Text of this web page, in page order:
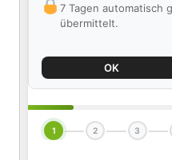
7 Tagen automatisch
übermittelt.
OK
1 2 3